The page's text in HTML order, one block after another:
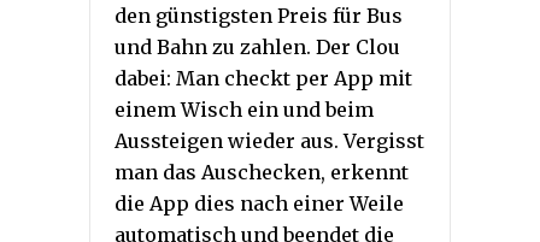
den günstigsten Preis für Bus
und Bahn zu zahlen. Der Clou
dabei: Man checkt per App mit
einem Wisch ein und beim
Aussteigen wieder aus. Vergisst
man das Auschecken, erkennt
die App dies nach einer Weile
automatisch und beendet die